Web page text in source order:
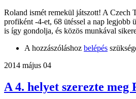
Roland ismét remekül játszott! A Czech
profiként -4-et, 68 ütéssel a nap legjobb
is így gondolja, és közös munkával
A hozzászóláshoz belépés
2014 május 04
A 4. helyet szerezte